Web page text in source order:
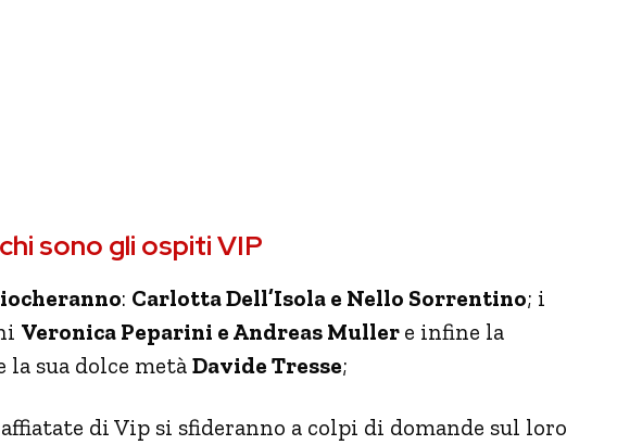
sono gli ospiti VIP
: Carlotta Dell’Isola e Nello Sorrentino; i
Veronica Peparini e Andreas Muller e infine la
la sua dolce metà Davide Tresse;
di Vip si sfideranno a colpi di domande sul loro